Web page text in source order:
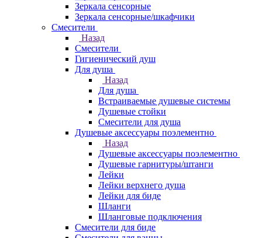
Зеркала сенсорные
Зеркала сенсорные/шкафчики
Смесители
Назад
Смесители
Гигиенический душ
Для душа
Назад
Для душа
Встраиваемые душевые системы
Душевые стойки
Смесители для душа
Душевые аксессуары поэлементно
Назад
Душевые аксессуары поэлементно
Душевые гарнитуры/штанги
Лейки
Лейки верхнего душа
Лейки для биде
Шланги
Шланговые подключения
Смесители для биде